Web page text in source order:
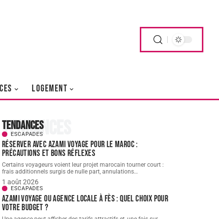
LOGEMENT
Tendances
Tendances
ESCAPADES
Réserver avec AZAMI VOYAGE pour le Maroc :
précautions et bons réflexes
Certains voyageurs voient leur projet marocain tourner court :
frais additionnels surgis de nulle part, annulations…
1 août 2026
ESCAPADES
AZAMI VOYAGE ou agence locale à Fès : quel choix pour
votre budget ?